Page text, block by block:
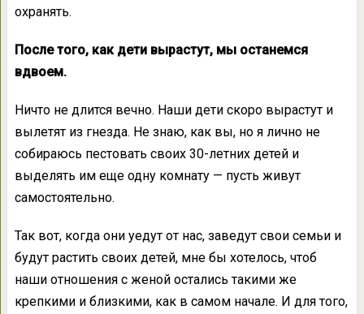
охранять.
После того, как дети вырастут, мы останемся
вдвоем.
Ничто не длится вечно. Наши дети скоро вырастут и
вылетят из гнезда. Не знаю, как вы, но я лично не
собираюсь пестовать своих 30-летних детей и
выделять им еще одну комнату — пусть живут
самостоятельно.
Так вот, когда они уедут от нас, заведут свои семьи и
будут растить своих детей, мне бы хотелось, чтоб
наши отношения с женой остались такими же
крепкими и близкими, как в самом начале. И для того,